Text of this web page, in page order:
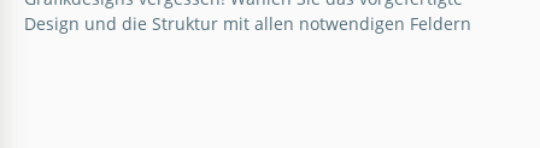
Im digitalen Zeitalter ist es für Unternehmen und
Design und die Struktur mit allen notwendigen Feldern